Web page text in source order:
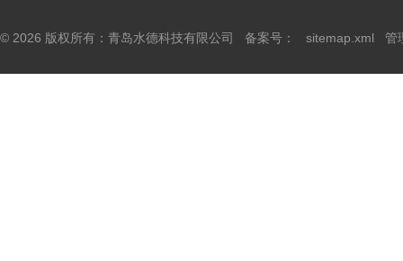
© 2026 版权所有：青岛水德科技有限公司 备案号： sitemap.xml 管